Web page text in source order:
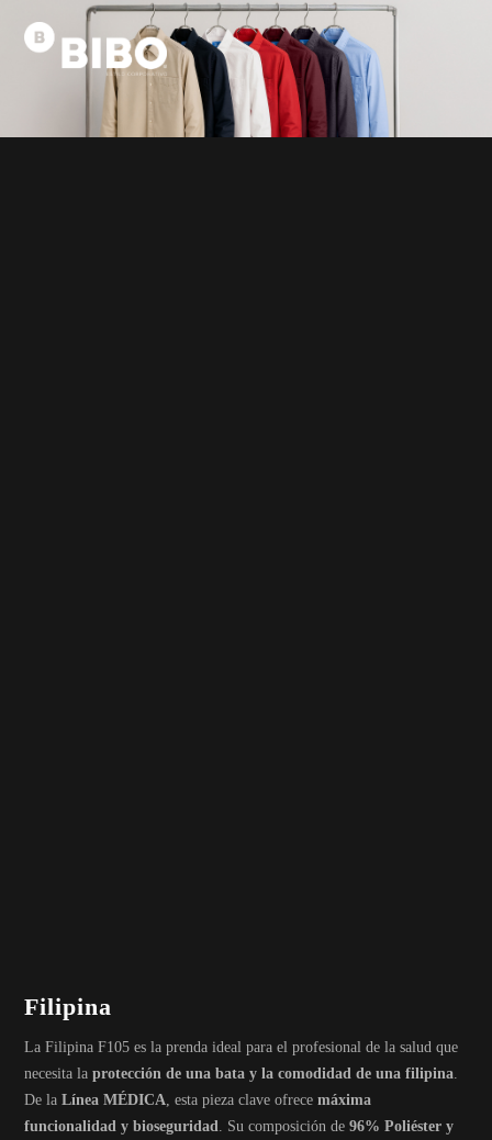
Filipina
La Filipina F105 es la prenda ideal para el profesional de la salud que
necesita laprotección de una bata y la comodidad de una filipina.
De laLínea MÉDICA, esta pieza clave ofrecemáxima
funcionalidad y bioseguridad. Su composición de96% Poliéster y